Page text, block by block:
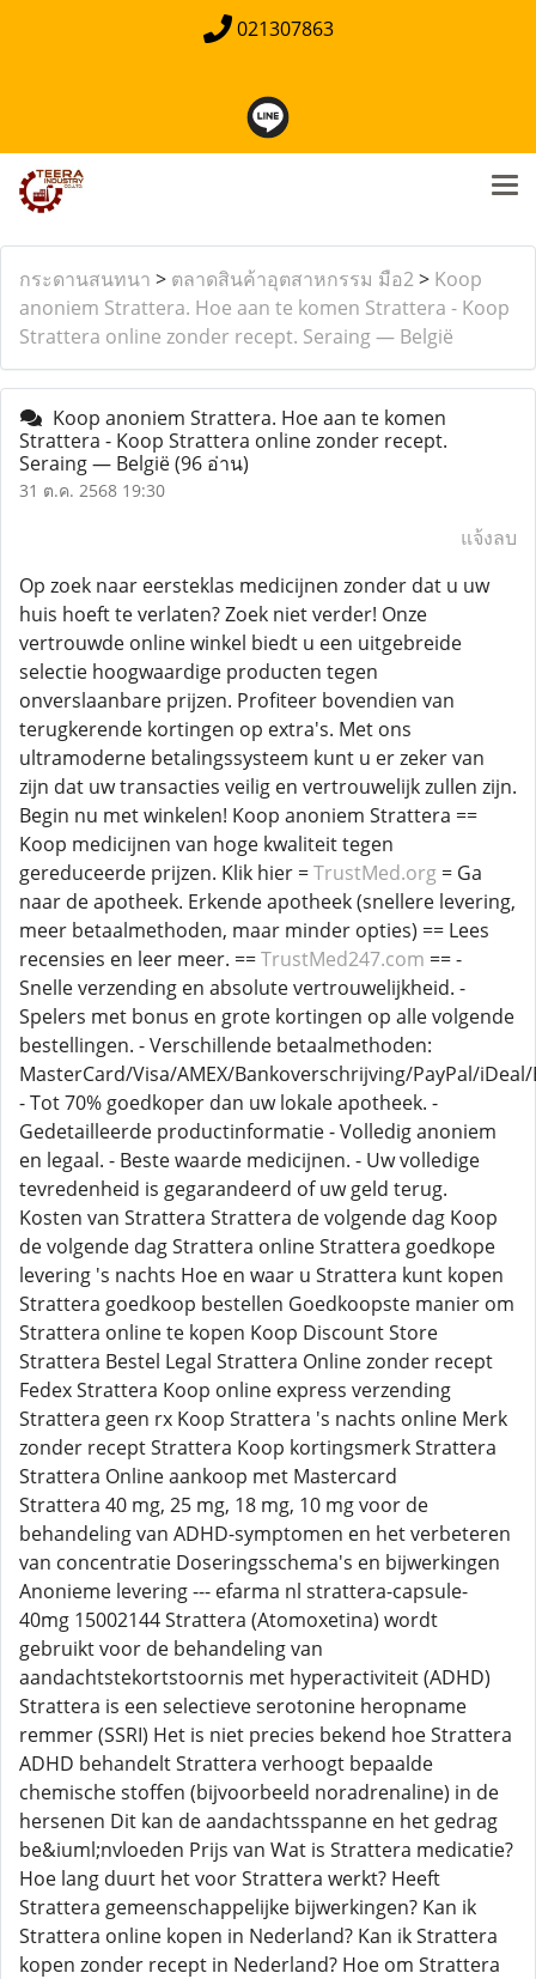
021307863
กระดานสนทนา > ตลาดสินค้าอุตสาหกรรม มือ2> Koop
anoniem Strattera. Hoe aan te komen Strattera - Koop
Strattera online zonder recept. Seraing — België
Koop anoniem Strattera. Hoe aan te komen
Strattera - Koop Strattera online zonder recept.
Seraing — België(96 อ่าน)
31 ต.ค. 2568 19:30
แจ้งลบ
Op zoek naar eersteklas medicijnen zonder dat u uw
huis hoeft te verlaten? Zoek niet verder! Onze
vertrouwde online winkel biedt u een uitgebreide
selectie hoogwaardige producten tegen
onverslaanbare prijzen. Profiteer bovendien van
terugkerende kortingen op extra's. Met ons
ultramoderne betalingssysteem kunt u er zeker van
zijn dat uw transacties veilig en vertrouwelijk zullen zijn.
Begin nu met winkelen! Koop anoniem Strattera ==
Koop medicijnen van hoge kwaliteit tegen
gereduceerde prijzen. Klik hier =TrustMed.org = Ga
naar de apotheek. Erkende apotheek (snellere levering,
meer betaalmethoden, maar minder opties) == Lees
recensies en leer meer. ==TrustMed247.com == -
Snelle verzending en absolute vertrouwelijkheid. -
Spelers met bonus en grote kortingen op alle volgende
bestellingen. - Verschillende betaalmethoden:
MasterCard/Visa/AMEX/Bankoverschrijving/PayPal/
- Tot 70% goedkoper dan uw lokale apotheek. -
Gedetailleerde productinformatie - Volledig anoniem
en legaal. - Beste waarde medicijnen. - Uw volledige
tevredenheid is gegarandeerd of uw geld terug.
Kosten van Strattera Strattera de volgende dag Koop
de volgende dag Strattera online Strattera goedkope
levering 's nachts Hoe en waar u Strattera kunt kopen
Strattera goedkoop bestellen Goedkoopste manier om
Strattera online te kopen Koop Discount Store
Strattera Bestel Legal Strattera Online zonder recept
Fedex Strattera Koop online express verzending
Strattera geen rx Koop Strattera 's nachts online Merk
zonder recept Strattera Koop kortingsmerk Strattera
Strattera Online aankoop met Mastercard
Strattera 40 mg, 25 mg, 18 mg, 10 mg voor de
behandeling van ADHD-symptomen en het verbeteren
van concentratie Doseringsschema's en bijwerkingen
Anonieme levering --- efarma nl strattera-capsule-
40mg 15002144 Strattera (Atomoxetina) wordt
gebruikt voor de behandeling van
aandachtstekortstoornis met hyperactiviteit (ADHD)
Strattera is een selectieve serotonine heropname
remmer (SSRI) Het is niet precies bekend hoe Strattera
ADHD behandelt Strattera verhoogt bepaalde
chemische stoffen (bijvoorbeeld noradrenaline) in de
hersenen Dit kan de aandachtsspanne en het gedrag
be&iuml;nvloeden Prijs van Wat is Strattera medicatie?
Hoe lang duurt het voor Strattera werkt? Heeft
Strattera gemeenschappelijke bijwerkingen? Kan ik
Strattera online kopen in Nederland? Kan ik Strattera
kopen zonder recept in Nederland? Hoe om Strattera